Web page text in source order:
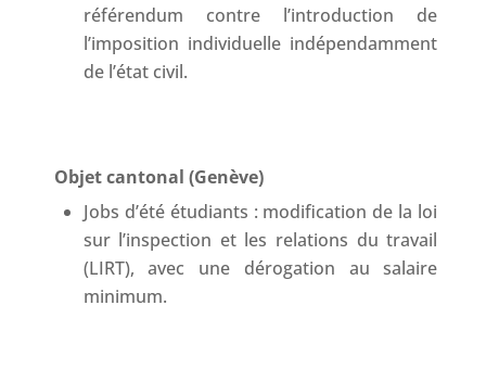
référendum contre l’introduction de
l’imposition individuelle indépendamment
de l’état civil.
Objet cantonal (Genève)
⁠Jobs d’été étudiants : modification de la loi
sur l’inspection et les relations du travail
(LIRT), avec une dérogation au salaire
minimum.